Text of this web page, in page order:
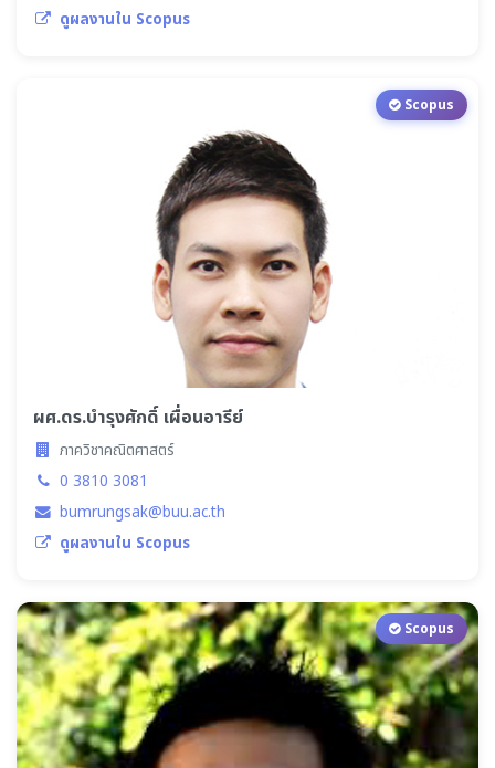
ดูผลงานใน Scopus
Scopus
ผศ.ดร.บำรุงศักดิ์ เผื่อนอารีย์
ภาควิชาคณิตศาสตร์
0 3810 3081
bumrungsak@buu.ac.th
ดูผลงานใน Scopus
Scopus